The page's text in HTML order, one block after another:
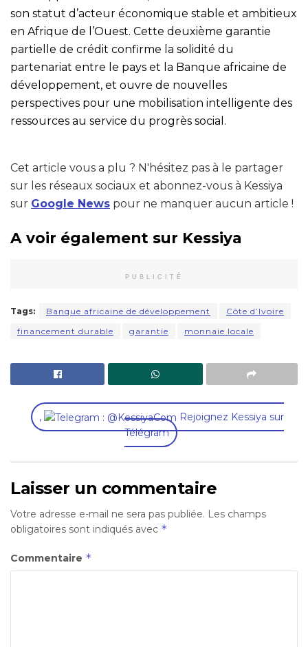
son statut d’acteur économique stable et ambitieux
en Afrique de l’Ouest. Cette deuxième garantie
partielle de crédit confirme la solidité du
partenariat entre le pays et la Banque africaine de
développement, et ouvre de nouvelles
perspectives pour une mobilisation intelligente des
ressources au service du progrès social.
Cet article vous a plu ? N'hésitez pas à le partager
sur les réseaux sociaux et abonnez-vous à Kessiya
sur Google News pour ne manquer aucun article !
A voir également sur Kessiya
PUBLICITÉ
Tags: Banque africaine de développement
Côte d’Ivoire
financement durable
garantie monnaie locale
,
Rejoignez Kessiya sur
Télégram
Laisser un commentaire
Votre adresse e-mail ne sera pas publiée. Les champs
obligatoires sont indiqués avec *
Commentaire *